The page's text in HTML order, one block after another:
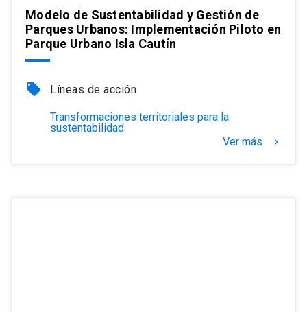
Modelo de Sustentabilidad y Gestión de
Parques Urbanos: Implementación Piloto en
Parque Urbano Isla Cautín
local_offer Líneas de acción
Transformaciones territoriales para la
sustentabilidad
Ver más
keyboard_arrow_right